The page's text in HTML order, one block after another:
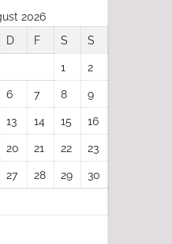
2026
D F S
S
1
2
6 7 8
9
13 14 15
16
20 21 22
23
27 28 29
30